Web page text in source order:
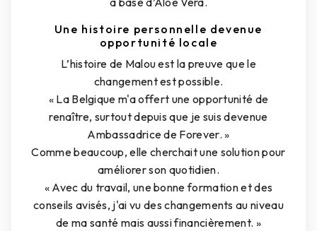
Une histoire personnelle devenue
opportunité locale
L’histoire de Malou est la preuve que le
changement est possible.
« La Belgique m'a offert une opportunité de
renaître, surtout depuis que je suis devenue
Ambassadrice de Forever. »
Comme beaucoup, elle cherchait une solution pour
améliorer son quotidien.
« Avec du travail, une bonne formation et des
conseils avisés, j'ai vu des changements au niveau
de ma santé mais aussi financièrement. »